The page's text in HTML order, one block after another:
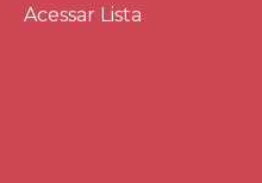
Acessar Lista